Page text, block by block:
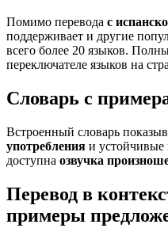
Помимо перевода с
поддерживает и другие
всего более 20 языков.
переключателе языков на
Словарь с
Встроенный словарь
употребления и устойчивые
доступна озвучка
Перевод в
примеры